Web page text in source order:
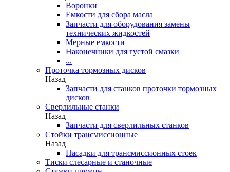
Воронки
Емкости для сбора масла
Запчасти для оборудования замены
технических жидкостей
Мерные емкости
Наконечники для густой смазки
...
Проточка тормозных дисков
Назад
Запчасти для станков проточки тормозных
дисков
Сверлильные станки
Назад
Запчасти для сверлильных станков
Стойки трансмиссионные
Назад
Насадки для трансмиссионных стоек
Тиски слесарные и станочные